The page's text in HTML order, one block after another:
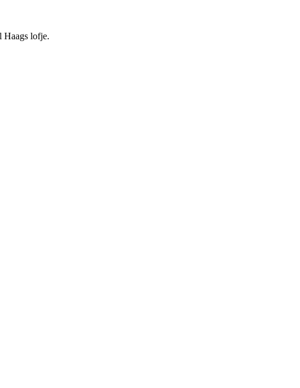
Haags lofje.